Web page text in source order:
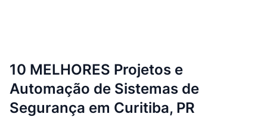
10 MELHORES Projetos e
Automação de Sistemas de
Segurança em Curitiba, PR